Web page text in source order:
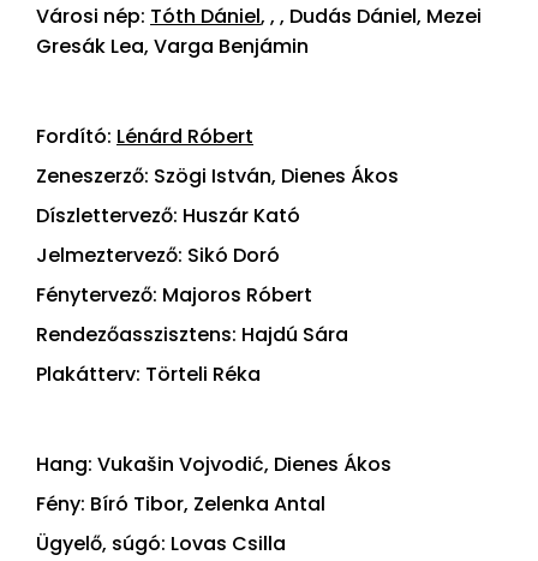
Városi nép: Tóth Dániel, , , Dudás Dániel, Mezei
Gresák Lea, Varga Benjámin
Fordító: Lénárd Róbert
Zeneszerző: Szögi István, Dienes Ákos
Díszlettervező: Huszár Kató
Jelmeztervező: Sikó Doró
Fénytervező: Majoros Róbert
Rendezőasszisztens: Hajdú Sára
Plakátterv: Törteli Réka
Hang: Vukašin Vojvodić, Dienes Ákos
Fény: Bíró Tibor, Zelenka Antal
Ügyelő, súgó: Lovas Csilla